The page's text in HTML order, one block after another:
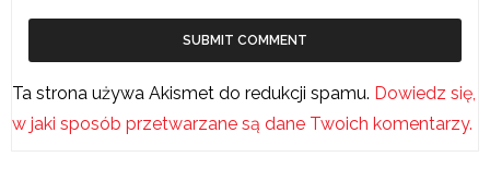
Ta strona używa Akismet do redukcji spamu. Dowiedz się,
w jaki sposób przetwarzane są dane Twoich komentarzy.